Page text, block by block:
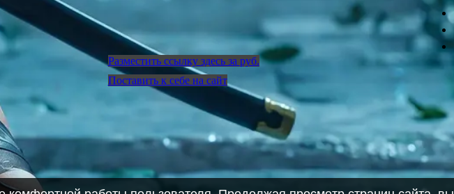
Разместить ссылку здесь за руб.
Поставить к себе на сайт